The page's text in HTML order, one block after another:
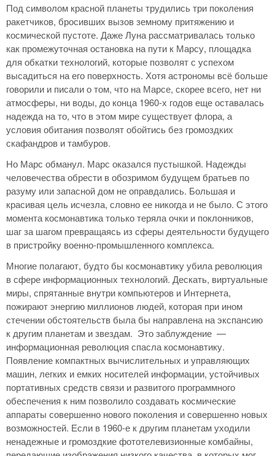
Под символом красной планеты трудились три поколения
ракетчиков, бросивших вызов земному притяжению и
космической пустоте. Даже Луна рассматривалась только
как промежуточная остановка на пути к Марсу, площадка
для обкатки технологий, которые позволят с успехом
высадиться на его поверхность. Хотя астрономы всё больше
говорили и писали о том, что на Марсе, скорее всего, нет ни
атмосферы, ни воды, до конца 1960-х годов еще оставалась
надежда на то, что в этом мире существует флора, а
условия обитания позволят обойтись без громоздких
скафандров и тамбуров.
Но Марс обманул. Марс оказался пустышкой. Надежды
человечества обрести в обозримом будущем братьев по
разуму или запасной дом не оправдались. Большая и
красивая цель исчезла, словно ее никогда и не было. С этого
момента космонавтика только теряла очки и поклонников,
шаг за шагом превращаясь из сферы деятельности будущего
в пристройку военно-промышленного комплекса.
Многие полагают, будто бы космонавтику убила революция
в сфере информационных технологий. Дескать, виртуальные
миры, спрятанные внутри компьютеров и Интернета,
пожирают энергию миллионов людей, которая при ином
стечении обстоятельств была бы направлена на экспансию
к другим планетам и звездам. Это заблуждение —
информационная революция спасла космонавтику.
Появление компактных вычислительных и управляющих
машин, легких и емких носителей информации, устойчивых
портативных средств связи и развитого программного
обеспечения к ним позволило создавать космические
аппараты совершенно нового поколения и совершенно новых
возможностей. Если в 1960-е к другим планетам уходили
ненадежные и громоздкие фототелевизионные комбайны,